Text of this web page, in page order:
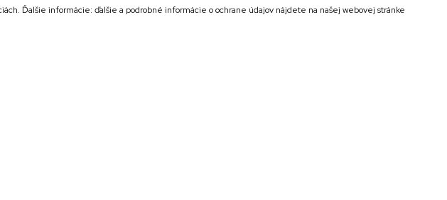
Ďalšie informácie: ďalšie a podrobné informácie o ochrane údajov nájdete na našej webovej stránke